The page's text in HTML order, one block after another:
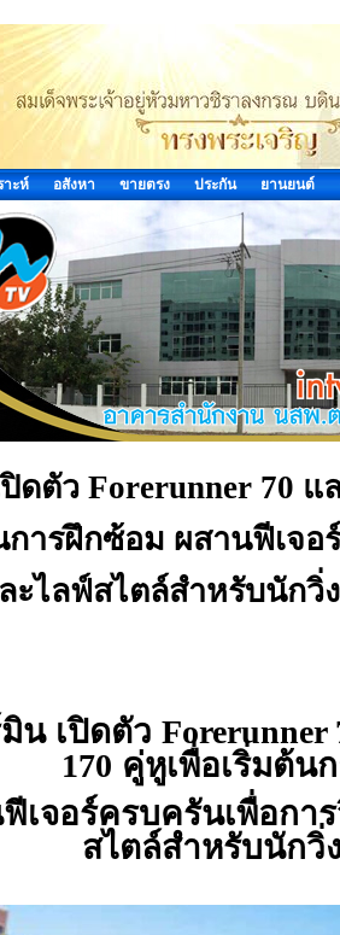
าะห์ อสังหา ขายตรง ประกัน ยานยนต์
ดตัว Forerunner 70 แ
การฝึกซ้อม ผสานฟีเจอ
ะไลฟ์สไตล์สำหรับนักวิ่
น เปิดตัว Forerunner
170 คู่หูเพื่อเริ่มต้น
เจอร์ครบครันเพื่อกา
สไตล์สำหรับนักวิ่